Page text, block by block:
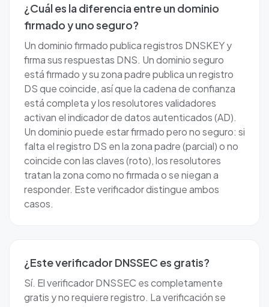
¿Cuál es la diferencia entre un dominio
firmado y uno seguro?
Un dominio firmado publica registros DNSKEY y
firma sus respuestas DNS. Un dominio seguro
está firmado y su zona padre publica un registro
DS que coincide, así que la cadena de confianza
está completa y los resolutores validadores
activan el indicador de datos autenticados (AD).
Un dominio puede estar firmado pero no seguro: si
falta el registro DS en la zona padre (parcial) o no
coincide con las claves (roto), los resolutores
tratan la zona como no firmada o se niegan a
responder. Este verificador distingue ambos
casos.
¿Este verificador DNSSEC es gratis?
Sí. El verificador DNSSEC es completamente
gratis y no requiere registro. La verificación se